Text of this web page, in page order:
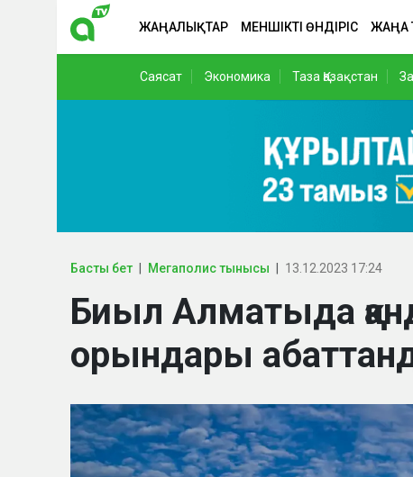
ЖАҢАЛЫҚТАР МЕНШІКТІ ӨНДІРІС ЖАҢА
Саясат Экономика Таза Қазақстан
Басты бет Мегаполис тынысы 13.12.2023 17:24
Биыл Алматыда
орындары